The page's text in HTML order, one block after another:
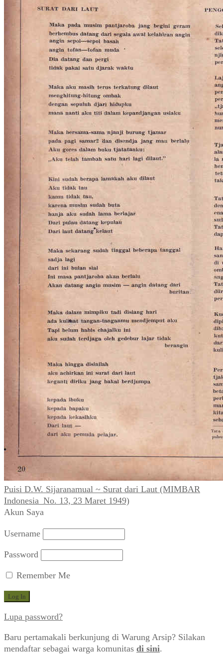
Puisi D.W. Sijaranamual ~ Surat dari Laut (MIMBAR
Indonesia_No. 13, 23 Maret 1949)
Akun Saya
Username
Password
Remember Me
Lupa password?
Baru pertamakali berkunjung di Warung Arsip? Silakan
mendaftar sebagai warga komunitas di sini.